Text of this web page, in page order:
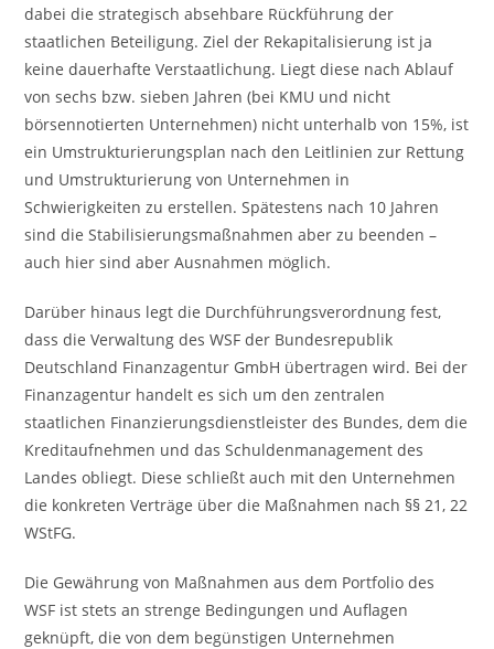
dabei die strategisch absehbare Rückführung der
staatlichen Beteiligung. Ziel der Rekapitalisierung ist ja
keine dauerhafte Verstaatlichung. Liegt diese nach Ablauf
von sechs bzw. sieben Jahren (bei KMU und nicht
börsennotierten Unternehmen) nicht unterhalb von 15%, ist
ein Umstrukturierungsplan nach den Leitlinien zur Rettung
und Umstrukturierung von Unternehmen in
Schwierigkeiten zu erstellen. Spätestens nach 10 Jahren
sind die Stabilisierungsmaßnahmen aber zu beenden –
auch hier sind aber Ausnahmen möglich.
Darüber hinaus legt die Durchführungsverordnung fest,
dass die Verwaltung des WSF der Bundesrepublik
Deutschland Finanzagentur GmbH übertragen wird. Bei der
Finanzagentur handelt es sich um den zentralen
staatlichen Finanzierungsdienstleister des Bundes, dem die
Kreditaufnehmen und das Schuldenmanagement des
Landes obliegt. Diese schließt auch mit den Unternehmen
die konkreten Verträge über die Maßnahmen nach §§ 21, 22
WStFG.
Die Gewährung von Maßnahmen aus dem Portfolio des
WSF ist stets an strenge Bedingungen und Auflagen
geknüpft, die von dem begünstigen Unternehmen